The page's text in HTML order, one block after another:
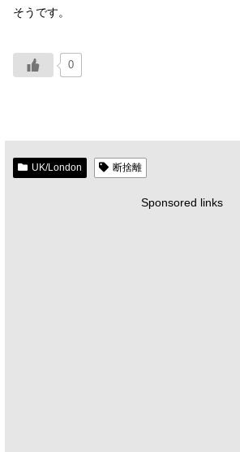
そうです。
0
UK/London 断捨離
Sponsored links